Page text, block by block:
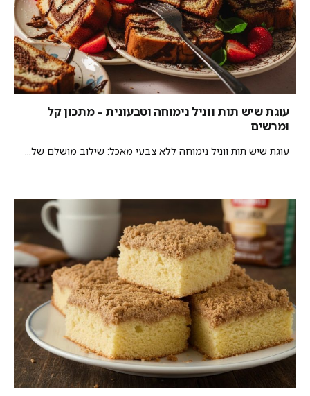
עוגת שיש תות ווניל נימוחה וטבעונית – מתכון קל
ומרשים
עוגת שיש תות ווניל נימוחה ללא צבעי מאכל: שילוב מושלם של...